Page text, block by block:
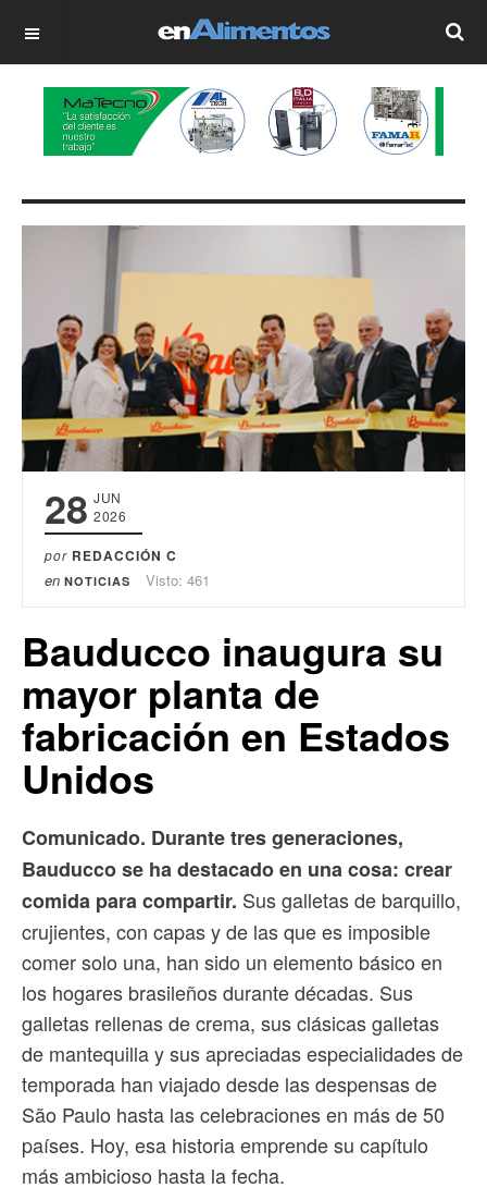
OFF CANVAS
28 JUN
2026
por REDACCIÓN C
en NOTICIAS Visto: 461
Bauducco inaugura su
mayor planta de
fabricación en Estados
Unidos
Comunicado. Durante tres generaciones,
Bauducco se ha destacado en una cosa: crear
comida para compartir. Sus galletas de barquillo,
crujientes, con capas y de las que es imposible
comer solo una, han sido un elemento básico en
los hogares brasileños durante décadas. Sus
galletas rellenas de crema, sus clásicas galletas
de mantequilla y sus apreciadas especialidades de
temporada han viajado desde las despensas de
São Paulo hasta las celebraciones en más de 50
países. Hoy, esa historia emprende su capítulo
más ambicioso hasta la fecha.